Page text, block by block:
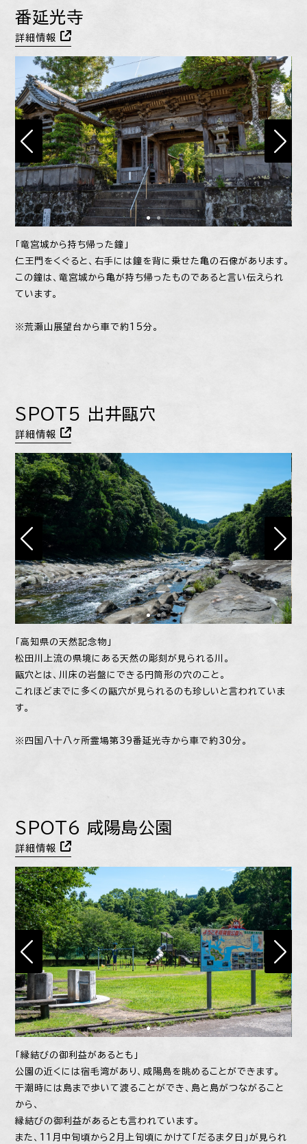
番延光寺
詳細情報
「竜宮城から持ち帰った鐘」
仁王門をくぐると、右手には鐘を背に乗せた亀の石像があります。
この鐘は、竜宮城から亀が持ち帰ったものであると言い伝えられ
ています。
※荒瀬山展望台から車で約15分。
SPOT5 出井甌穴
詳細情報
「高知県の天然記念物」
松田川上流の県境にある天然の彫刻が見られる川。
甌穴とは、川床の岩盤にできる円筒形の穴のこと。
これほどまでに多くの甌穴が見られるのも珍しいと言われていま
す。
※四国八十八ヶ所霊場第39番延光寺から車で約30分。
SPOT6 咸陽島公園
詳細情報
「縁結びの御利益があるとも」
公園の近くには宿毛湾があり、咸陽島を眺めることができます。
干潮時には島まで歩いて渡ることができ、島と島がつながること
から、
縁結びの御利益があるとも言われています。
また、11月中旬頃から2月上旬頃にかけて「だるま夕日」が見られ